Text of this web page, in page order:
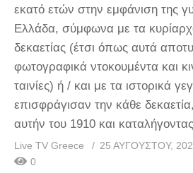
εκατό ετών στην εμφάνιση της
Ελλάδα, σύμφωνα με τα
δεκαετίας (έτσι όπως αυτά
φωτογραφικά ντοκουμέντα και
ταινίες) ή / και με τα ιστορικά
επισφράγισαν την κάθε
αυτήν του 1910 και
Live TV Greece
25 ΑΥΓΟΎΣΤΟΥ,
0